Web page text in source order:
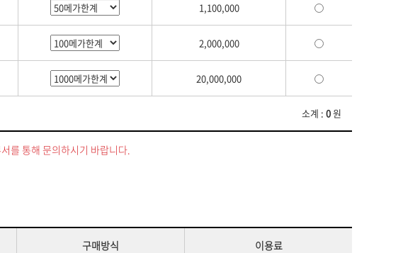
1,100,000
2,000,000
20,000,000
소계 : 0원
를 통해 문의하시기 바랍니다.
구매방식 이용료